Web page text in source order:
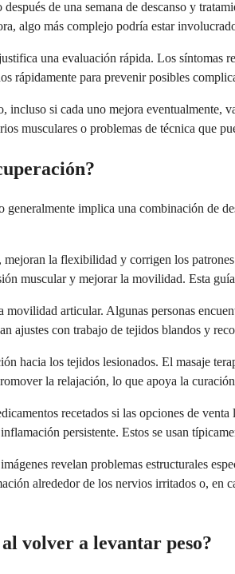
de una semana de descanso y
algo más complejo podría estar
una evaluación rápida. Los
rápidamente para prevenir posibles
si cada uno mejora
musculares o problemas de técnica que
implica una combinación de
la flexibilidad y corrigen los
muscular y mejorar la movilidad. Esta
articular. Algunas personas
ajustes con trabajo de tejidos blandos y
hacia los tejidos lesionados. El masaje
la relajación, lo que apoya la
recetados si las opciones de
persistente. Estos se usan
revelan problemas estructurales
alrededor de los nervios irritados o, en
volver a levantar peso?